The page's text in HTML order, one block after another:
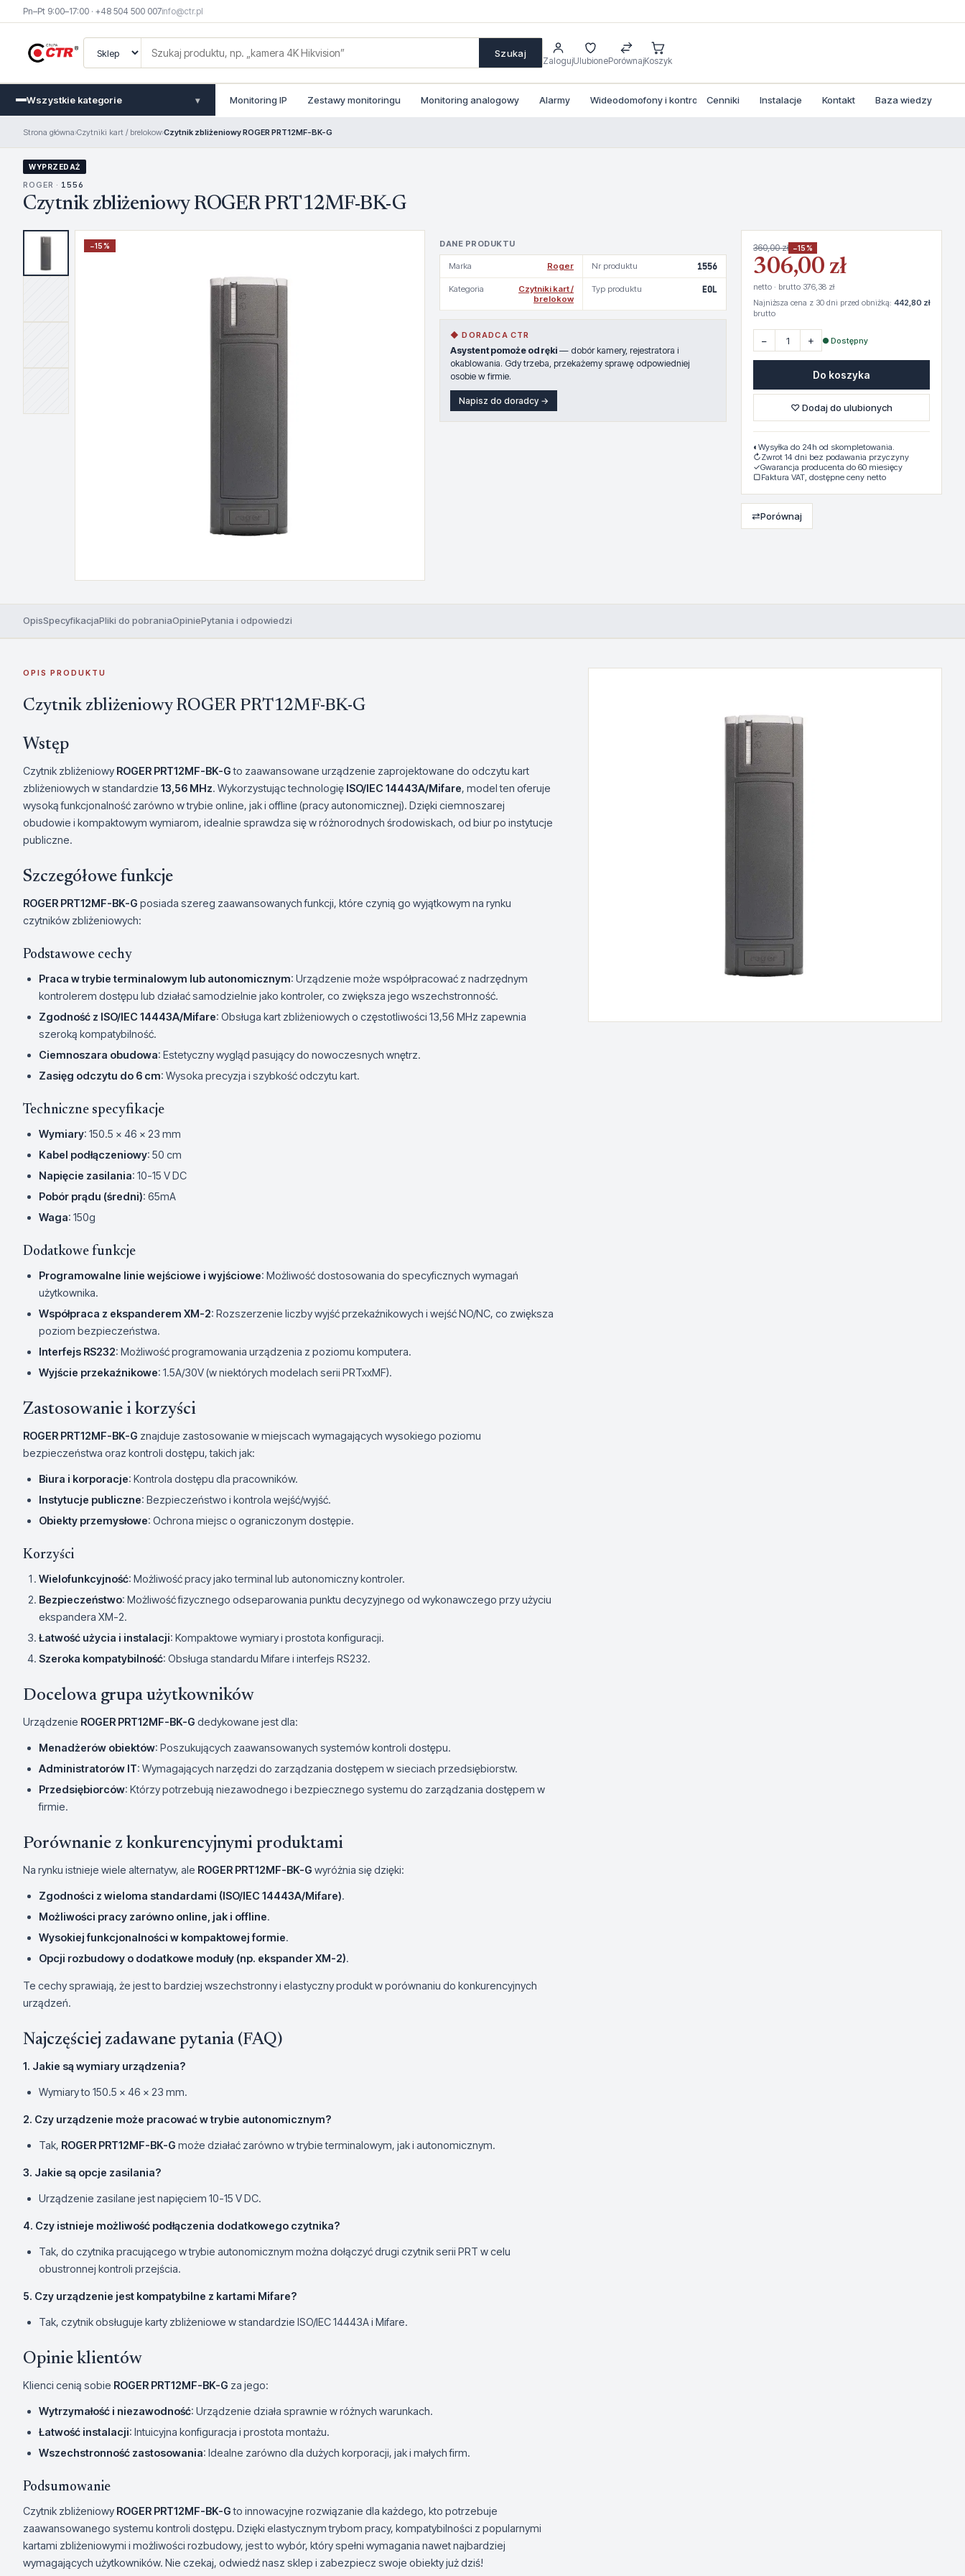
Pn–Pt 9:00–17:00 · +48 504 500 007info@ctr.pl
Szukaj
ZalogujUlubionePorównajKoszyk
Wszystkie kategorie ▾ Monitoring IP Zestawy monitoringu Monitoring analogowy Alarmy Wideodomofony i kontrola dostepu
Cenniki Instalacje Kontakt Baza wiedzy
Strona główna›Czytniki kart / brelokow›Czytnik zbliżeniowy ROGER PRT12MF-BK-G
WYPRZEDAŻ
ROGER · 1556
Czytnik zbliżeniowy ROGER PRT12MF-BK-G
−15% DANE PRODUKTU
Marka Roger Nr produktu 1556
Kategoria
Czytniki kart /
brelokow
Typ produktu EOL
◆ DORADCA CTR
Asystent pomoże od ręki — dobór kamery, rejestratora i
okablowania. Gdy trzeba, przekażemy sprawę odpowiedniej
osobie w firmie.
Napisz do doradcy →
360,00 zł −15%
306,00 zł
netto · brutto 376,38 zł
Najniższa cena z 30 dni przed obniżką: 442,80 zł
brutto
− + ● Dostępny
Do koszyka
♡ Dodaj do ulubionych
◐ Wysyłka do 24h od skompletowania.
↻Zwrot 14 dni bez podawania przyczyny
✓Gwarancja producenta do 60 miesięcy
▢Faktura VAT, dostępne ceny netto
⇄Porównaj
OpisSpecyfikacjaPliki do pobraniaOpiniePytania i odpowiedzi
OPIS PRODUKTU
Czytnik zbliżeniowy ROGER PRT12MF-BK-G
Wstęp
Czytnik zbliżeniowy ROGER PRT12MF-BK-Gto zaawansowane urządzenie zaprojektowane do odczytu kart
zbliżeniowych w standardzie 13,56 MHz. Wykorzystując technologię ISO/IEC 14443A/Mifare, model ten oferuje
wysoką funkcjonalność zarówno w trybie online, jak i offline (pracy autonomicznej). Dzięki ciemnoszarej
obudowie i kompaktowym wymiarom, idealnie sprawdza się w różnorodnych środowiskach, od biur po instytucje
publiczne.
Szczegółowe funkcje
ROGER PRT12MF-BK-G posiada szereg zaawansowanych funkcji, które czynią go wyjątkowym na rynku
czytników zbliżeniowych:
Podstawowe cechy
Praca w trybie terminalowym lub autonomicznym: Urządzenie może współpracować z nadrzędnym
kontrolerem dostępu lub działać samodzielnie jako kontroler, co zwiększa jego wszechstronność.
Zgodność z ISO/IEC 14443A/Mifare: Obsługa kart zbliżeniowych o częstotliwości 13,56 MHz zapewnia
szeroką kompatybilność.
Ciemnoszara obudowa: Estetyczny wygląd pasujący do nowoczesnych wnętrz.
Zasięg odczytu do 6 cm: Wysoka precyzja i szybkość odczytu kart.
Techniczne specyfikacje
Wymiary: 150.5 x 46 x 23 mm
Kabel podłączeniowy: 50 cm
Napięcie zasilania: 10-15 V DC
Pobór prądu (średni): 65mA
Waga: 150g
Dodatkowe funkcje
Programowalne linie wejściowe i wyjściowe: Możliwość dostosowania do specyficznych wymagań
użytkownika.
Współpraca z ekspanderem XM-2: Rozszerzenie liczby wyjść przekaźnikowych i wejść NO/NC, co zwiększa
poziom bezpieczeństwa.
Interfejs RS232: Możliwość programowania urządzenia z poziomu komputera.
Wyjście przekaźnikowe: 1.5A/30V (w niektórych modelach serii PRTxxMF).
Zastosowanie i korzyści
ROGER PRT12MF-BK-G znajduje zastosowanie w miejscach wymagających wysokiego poziomu
bezpieczeństwa oraz kontroli dostępu, takich jak:
Biura i korporacje: Kontrola dostępu dla pracowników.
Instytucje publiczne: Bezpieczeństwo i kontrola wejść/wyjść.
Obiekty przemysłowe: Ochrona miejsc o ograniczonym dostępie.
Korzyści
Wielofunkcyjność: Możliwość pracy jako terminal lub autonomiczny kontroler.
Bezpieczeństwo: Możliwość fizycznego odseparowania punktu decyzyjnego od wykonawczego przy użyciu
ekspandera XM-2.
Łatwość użycia i instalacji: Kompaktowe wymiary i prostota konfiguracji.
Szeroka kompatybilność: Obsługa standardu Mifare i interfejs RS232.
Docelowa grupa użytkowników
Urządzenie ROGER PRT12MF-BK-G dedykowane jest dla:
Menadżerów obiektów: Poszukujących zaawansowanych systemów kontroli dostępu.
Administratorów IT: Wymagających narzędzi do zarządzania dostępem w sieciach przedsiębiorstw.
Przedsiębiorców: Którzy potrzebują niezawodnego i bezpiecznego systemu do zarządzania dostępem w
firmie.
Porównanie z konkurencyjnymi produktami
Na rynku istnieje wiele alternatyw, ale ROGER PRT12MF-BK-G wyróżnia się dzięki:
Zgodności z wieloma standardami (ISO/IEC 14443A/Mifare).
Możliwości pracy zarówno online, jak i offline.
Wysokiej funkcjonalności w kompaktowej formie.
Opcji rozbudowy o dodatkowe moduły (np. ekspander XM-2).
Te cechy sprawiają, że jest to bardziej wszechstronny i elastyczny produkt w porównaniu do konkurencyjnych
urządzeń.
Najczęściej zadawane pytania (FAQ)
1. Jakie są wymiary urządzenia?
Wymiary to 150.5 x 46 x 23 mm.
2. Czy urządzenie może pracować w trybie autonomicznym?
Tak, ROGER PRT12MF-BK-G może działać zarówno w trybie terminalowym, jak i autonomicznym.
3. Jakie są opcje zasilania?
Urządzenie zasilane jest napięciem 10-15 V DC.
4. Czy istnieje możliwość podłączenia dodatkowego czytnika?
Tak, do czytnika pracującego w trybie autonomicznym można dołączyć drugi czytnik serii PRT w celu
obustronnej kontroli przejścia.
5. Czy urządzenie jest kompatybilne z kartami Mifare?
Tak, czytnik obsługuje karty zbliżeniowe w standardzie ISO/IEC 14443A i Mifare.
Opinie klientów
Klienci cenią sobie ROGER PRT12MF-BK-G za jego:
Wytrzymałość i niezawodność: Urządzenie działa sprawnie w różnych warunkach.
Łatwość instalacji: Intuicyjna konfiguracja i prostota montażu.
Wszechstronność zastosowania: Idealne zarówno dla dużych korporacji, jak i małych firm.
Podsumowanie
Czytnik zbliżeniowy ROGER PRT12MF-BK-Gto innowacyjne rozwiązanie dla każdego, kto potrzebuje
zaawansowanego systemu kontroli dostępu. Dzięki elastycznym trybom pracy, kompatybilności z popularnymi
kartami zbliżeniowymi i możliwości rozbudowy, jest to wybór, który spełni wymagania nawet najbardziej
wymagających użytkowników. Nie czekaj, odwiedź nasz sklep i zabezpiecz swoje obiekty już dziś!